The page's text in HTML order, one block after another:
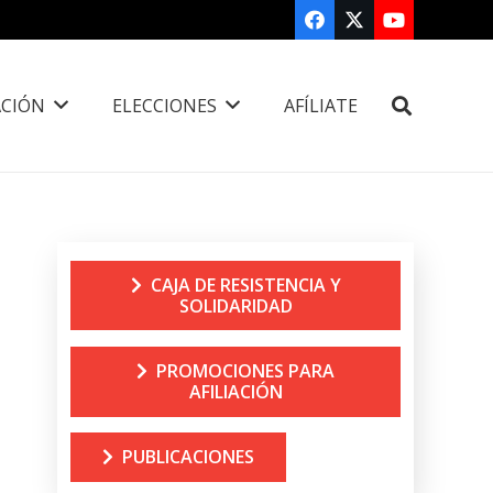
ELECCIONES AFÍLIATE
CAJA DE RESISTENCIA Y
SOLIDARIDAD
PROMOCIONES PARA
AFILIACIÓN
PUBLICACIONES